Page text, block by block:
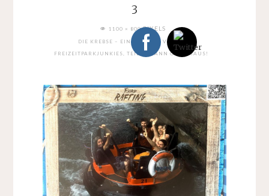
3
FULL1100 × 800PIXELS
DIE KREBSE – EINE FAMILIE VOLLER
FREIZEITPARKJUNKIES, TEIL 2: MANN ODER MAUS!